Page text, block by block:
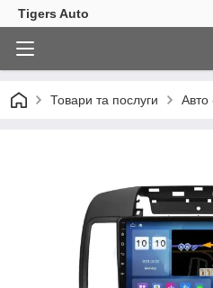
Tigers Auto
Товари та послуги Авто